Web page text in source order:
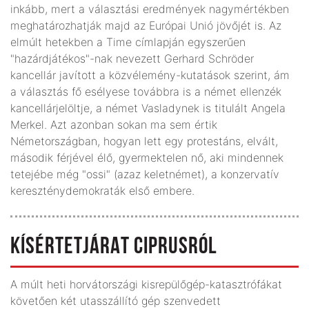
inkább, mert a választási eredmények nagymértékben
meghatározhatják majd az Európai Unió jövőjét is. Az
elmúlt hetekben a Time címlapján egyszerűen
"hazárdjátékos"-nak nevezett Gerhard Schröder
kancellár javított a közvélemény-kutatások szerint, ám
a választás fő esélyese továbbra is a német ellenzék
kancellárjelöltje, a német Vasladynek is titulált Angela
Merkel. Azt azonban sokan ma sem értik
Németországban, hogyan lett egy protestáns, elvált,
második férjével élő, gyermektelen nő, aki mindennek
tetejébe még "ossi" (azaz keletnémet), a konzervatív
kereszténydemokraták első embere.
KÍSÉRTETJÁRAT CIPRUSRÓL
A múlt heti horvátországi kisrepülőgép-katasztrófákat
követően két utasszállító gép szenvedett